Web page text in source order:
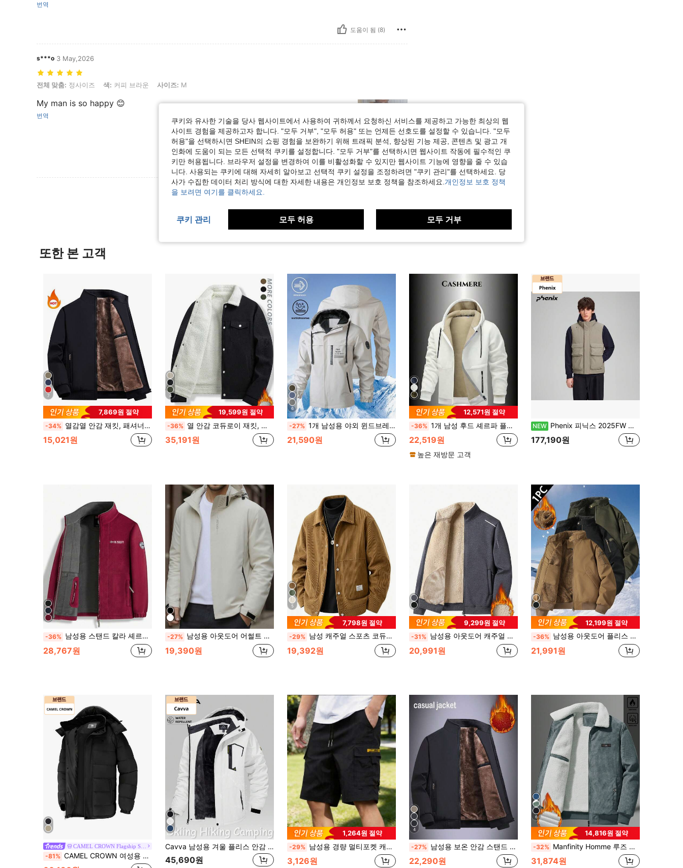
번역
도움이 됨 (8)
s***o 3 May,2026
전체 맞춤: 정사이즈, 색: 커피 브라운, 사이즈: M
전체 맞춤: 정사이즈 색: 커피 브라운 사이즈: M
My man is so happy 😊
번역
도움이 됨 (3)
리뷰 더 보기
또한 본 고객
7
7,869원 절약
-34% 열감열 안감 재킷, 패셔너블, 따뜻함, 캐주얼, 남성용 일상 및 야외 스포츠웨어에 적합, 가을/겨울 블랙, 스트릿웨어
15,021원
4
19,599원 절약
-36% 열 안감 코듀로이 재킷, 두꺼운 세련된 다용도 캐주얼 따뜻한 패딩 코트 젊은 성인용, 플리스, 겨울 블랙 스포츠
35,191원
6
-27% 1개 남성용 야외 윈드브레이커 재킷, 방수 스포츠 코트, 봄 가을 화이트에 적합
21,590원
12,571원 절약
-36% 1개 남성 후드 셰르파 플리스 스웨트셔츠 재킷, 두껍고 따뜻한 캐주얼 야외 스포츠웨어, 겨울 화이트
22,519원
높은 재방문 고객
NEW Phenix 피닉스 2025FW 남성용 구스다운 베스트, 발수, 방풍, 따뜻한 겨울 재킷
177,190원
-36% 남성용 스탠드 칼라 셰르파 재킷 양면 보온 안감 비즈니스 캐주얼 두꺼운 따뜻한 커플 봄버 탑, 가을/겨울, 플리스, 스키 스포츠
28,767원
-27% 남성용 아웃도어 어썰트 재킷, 남성용 후드 재킷, 탈착식 후드 스포츠가 있는 얼룩 방지 등산 재킷
19,390원
5
7,798원 절약
-29% 남성 캐주얼 스포츠 코듀로이 윈드브레이커 재킷, 봄/가을 레트로 멀티 포켓 유틸리티 재킷
19,392원
9,299원 절약
-31% 남성용 아웃도어 캐주얼 재킷, 보온 안감 두꺼운 크루넥 셰르파 재킷, 플리스, 겨울 스포츠
20,991원
12,199원 절약
-36% 남성용 아웃도어 플리스 재킷, 1개, 양쪽에 주머니가 있으며, 겨울 스포츠의 걷기, 작업, 여행 및 기타 상황에 적합합니다
21,991원
CAMEL CROWN Flagship Store
-81% CAMEL CROWN 여성용 방수 보온 스키 재킷, 플리스 안감 및 후드 포함, 겨울 스키복
Cavva 남성용 겨울 플리스 안감 재킷, 하이킹, 캠핑 및 등반용 따뜻한 멀티 포켓 스키 코트
45,690원
1,264원 절약
-29% 남성용 경량 멀티포켓 캐주얼 카고 반바지, 여름 스포츠용 패셔너블한 아웃도어 웨어
3,126원
4
-27% 남성용 보온 안감 스탠드 칼라 캐주얼 재킷, 아웃도어 의류, 플리스, 겨울 블랙 스포츠
22,290원
6
14,816원 절약
-32% Manfinity Homme 루즈 핏 남성용 긴소매 코듀로이 레터 패치 보온 안감 재킷, 가을 겨울
31,874원
쿠키와 유사한 기술을 당사 웹사이트에서 사용하여 귀하께서 요청하신 서비스를 제공하고 가능한 최상의 웹
사이트 경험을 제공하고자 합니다. "모두 거부", "모두 허용" 또는 언제든 선호도를 설정할 수 있습니다. "모두
허용"을 선택하시면 SHEIN의 쇼핑 경험을 보완하기 위해 트래픽 분석, 향상된 기능 제공, 콘텐츠 및 광고 개
인화에 도움이 되는 모든 선택적 쿠키를 설정합니다. "모두 거부"를 선택하시면 웹사이트 작동에 필수적인 쿠
키만 허용됩니다. 브라우저 설정을 변경하여 이를 비활성화할 수 있지만 웹사이트 기능에 영향을 줄 수 있습
니다. 사용되는 쿠키에 대해 자세히 알아보고 선택적 쿠키 설정을 조정하려면 "쿠키 관리"를 선택하세요. 당
사가 수집한 데이터 처리 방식에 대한 자세한 내용은 개인정보 보호 정책을 참조하세요. 개인정보 보호 정책
을 보려면 여기를 클릭하세요.
쿠키 관리 모두 허용 모두 거부